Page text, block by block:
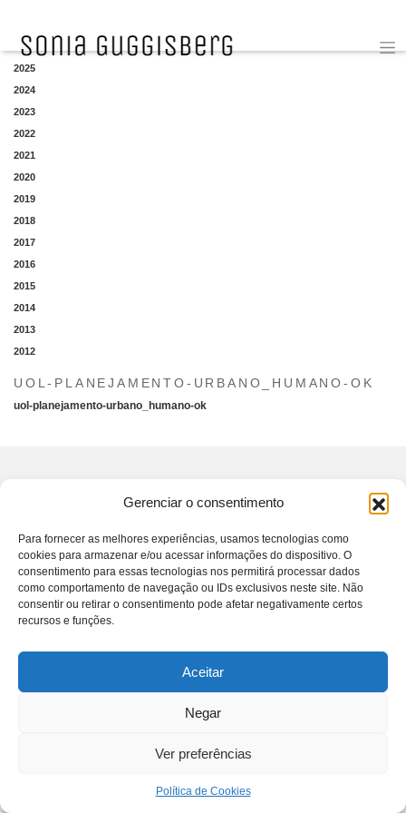
Gerenciar o consentimento
Para fornecer as melhores experiências, usamos tecnologias como
cookies para armazenar e/ou acessar informações do dispositivo. O
consentimento para essas tecnologias nos permitirá processar dados
como comportamento de navegação ou IDs exclusivos neste site. Não
consentir ou retirar o consentimento pode afetar negativamente certos
recursos e funções.
Aceitar
Negar
Ver preferências
Política de Cookies
YEAR
2025
2024
2023
2022
2021
2020
2019
2018
2017
2016
2015
2014
2013
2012
UOL-PLANEJAMENTO-URBANO_HUMANO-OK
uol-planejamento-urbano_humano-ok
SONIA GUGGISBERG
contato@soniaguggisberg.com.br
©Sonia Guggisberg - 2021 - Todos os direitos reservados.